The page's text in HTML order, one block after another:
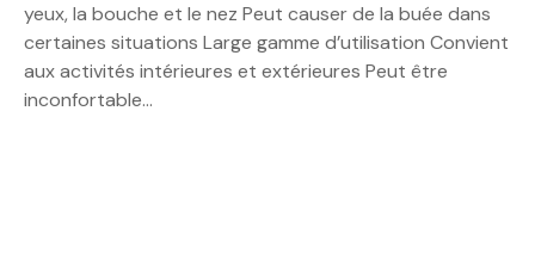
yeux, la bouche et le nez Peut causer de la buée dans
certaines situations Large gamme d’utilisation Convient
aux activités intérieures et extérieures Peut être
inconfortable…